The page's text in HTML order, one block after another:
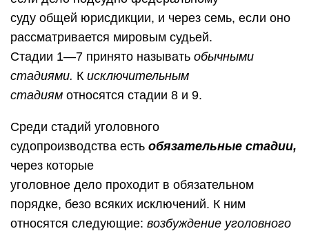
суду общей юрисдикции, и через семь, если оно
рассматривается мировым судьей.
Стадии 1—7 принято называть обычными
стадиями. К исключительным
стадиям относятся стадии 8 и 9.
Среди стадий уголовного
судопроизводства есть обязательные стадии,
через которые
уголовное дело проходит в обязательном
порядке, безо всяких исключений. К ним
относятся следующие: возбуждение уголовного